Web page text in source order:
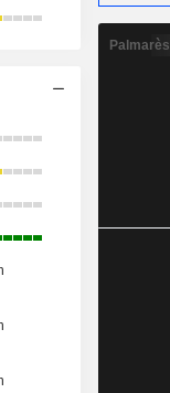
Palmarès